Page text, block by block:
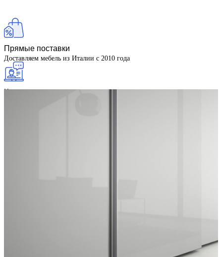
Прямые поставки
Доставляем мебель из Италии с 2010 года